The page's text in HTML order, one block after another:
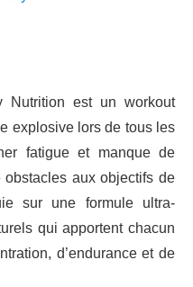
Nutrition est un workout
explosive lors de tous les
fatigue et manque de
aux objectifs de
sur une formule ultra-
qui apportent chacun
d’endurance et de